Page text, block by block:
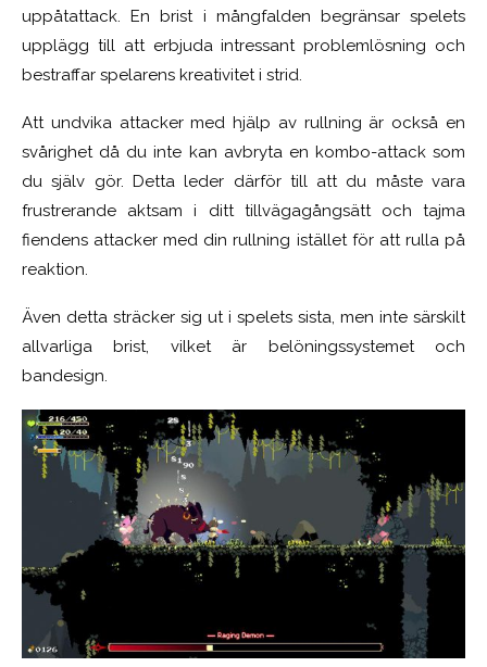
uppåtattack. En brist i mångfalden begränsar spelets
upplägg till att erbjuda intressant problemlösning och
bestraffar spelarens kreativitet i strid.
Att undvika attacker med hjälp av rullning är också en
svårighet då du inte kan avbryta en kombo-attack som
du själv gör. Detta leder därför till att du måste vara
frustrerande aktsam i ditt tillvägagångsätt och tajma
fiendens attacker med din rullning istället för att rulla på
reaktion.
Även detta sträcker sig ut i spelets sista, men inte särskilt
allvarliga brist, vilket är belöningssystemet och
bandesign.